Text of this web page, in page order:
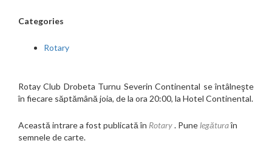
Categories
Rotary
Rotay Club Drobeta Turnu Severin Continental se întâlneşte
în fiecare săptămână joia, de la ora 20:00, la Hotel Continental.
Această intrare a fost publicată în Rotary. Punelegăturaîn
semnele de carte.